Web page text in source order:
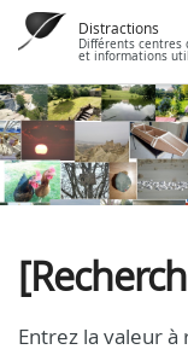
Distractions
Différents centres
et informations
Entrez la valeur